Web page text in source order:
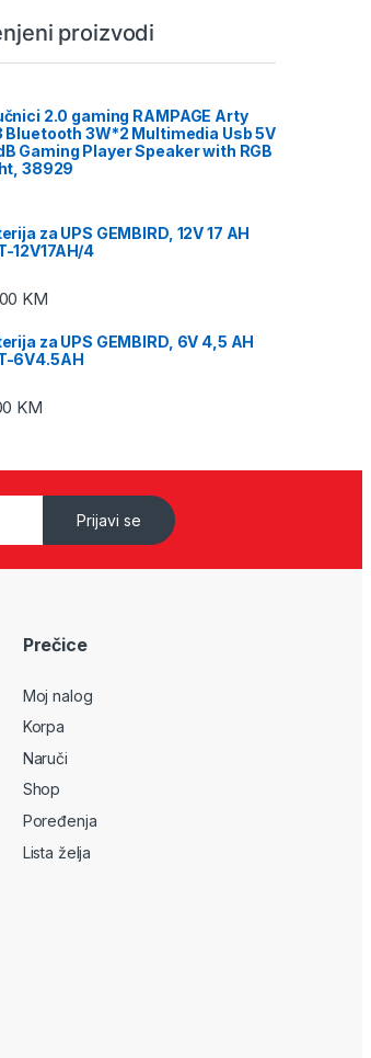
proizvodi
2.0 gaming RAMPAGE Arty
Bluetooth 3W*2 Multimedia Usb 5V
Gaming Player Speaker with RGB
38929
za UPS GEMBIRD, 12V 17 AH
12V17AH/4
KM
za UPS GEMBIRD, 6V 4,5 AH
6V4.5AH
KM
Prijavi se
Prečice
Moj nalog
Korpa
Naruči
Shop
Poređenja
Lista želja